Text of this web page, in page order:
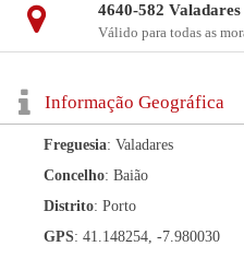
4640-582 Valadares
Válido para todas as
Informação Geográfica
Freguesia: Valadares
Concelho: Baião
Distrito: Porto
GPS: 41.148254, -7.980030